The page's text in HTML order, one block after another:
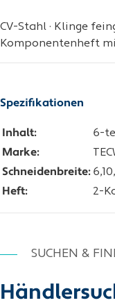
CV-Stahl · Klinge
Komponentenheft
Spezifikationen
Inhalt:
6-
Marke:
Schneidenbreite:
Heft:
2-
SUCHEN &